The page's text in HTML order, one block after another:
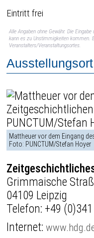
Eintritt frei
Alle Angaben ohne Gewähr. Die
kann es zu Unstimmigkeiten kommen.
Veranstalters/Veranstaltungsortes.
Ausstellungsort
Mattheuer vor dem Eingang
Foto: PUNCTUM/Stefan Hoyer
Grimmaische
04109 Leipzig
Telefon: +49
Internet: